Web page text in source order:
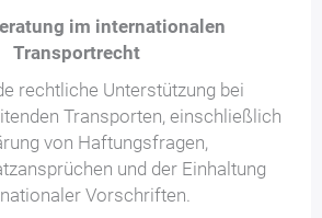
im internationalen
Transportrecht
rechtliche Unterstützung bei
Transporten, einschließlich
von Haftungsfragen,
und der Einhaltung
Vorschriften.